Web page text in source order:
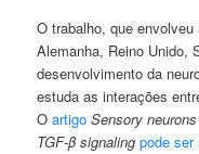
O trabalho, que
Alemanha, Reino Unido,
desenvolvimento da
estuda as interações
Oartigo Sensory
TGF-β signaling pode ser